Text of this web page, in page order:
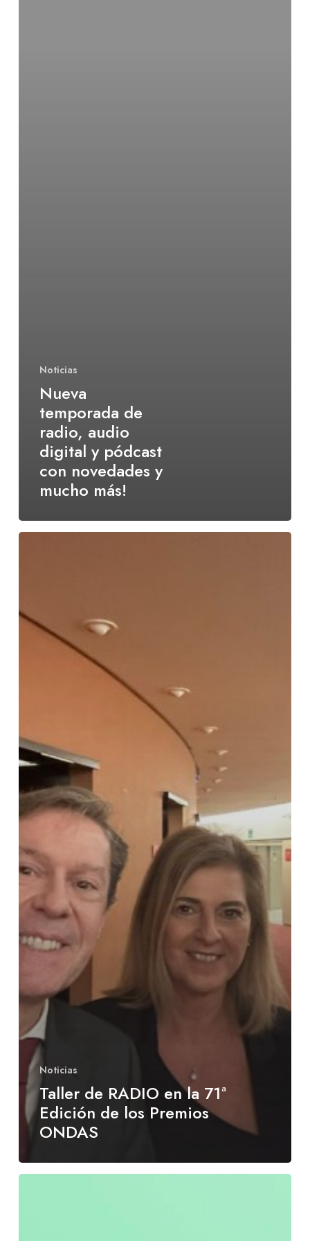
Noticias
Nueva
temporada de
radio, audio
digital y pódcast
con novedades y
mucho más!
Noticias
Taller de RADIO en la 71ª
Edición de los Premios
ONDAS